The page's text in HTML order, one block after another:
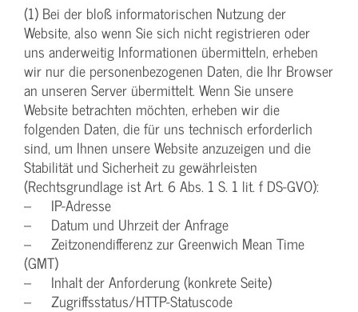
(1) Bei der bloß informatorischen Nutzung der
Website, also wenn Sie sich nicht registrieren oder
uns anderweitig Informationen übermitteln, erheben
wir nur die personenbezogenen Daten, die Ihr Browser
an unseren Server übermittelt. Wenn Sie unsere
Website betrachten möchten, erheben wir die
folgenden Daten, die für uns technisch erforderlich
sind, um Ihnen unsere Website anzuzeigen und die
Stabilität und Sicherheit zu gewährleisten
(Rechtsgrundlage ist Art. 6 Abs. 1 S. 1 lit. f DS-GVO):
– IP-Adresse
– Datum und Uhrzeit der Anfrage
– Zeitzonendifferenz zur Greenwich Mean Time
(GMT)
– Inhalt der Anforderung (konkrete Seite)
– Zugriffsstatus/HTTP-Statuscode